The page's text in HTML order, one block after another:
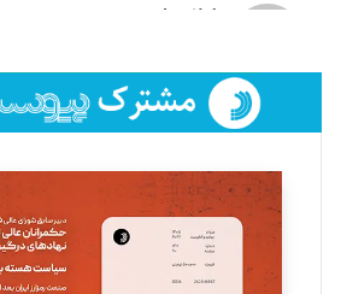
لیلا حنارود
فائزه فتحی رستمی
تحریریه
سروش کرمیان
تحریریه